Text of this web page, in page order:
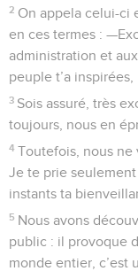
2 On appela celui-ci
en ces termes :
administration et
peuple t’a
3 Sois assuré, très
toujours, nous en
4 Toutefois, nous ne
Je te prie
instants ta
5 Nous avons
public : il provoque
monde entier, c’est